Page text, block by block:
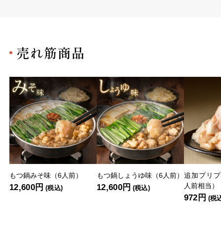
売れ筋商品
もつ鍋みそ味（6人前）
12,600円 (税込)
もつ鍋しょうゆ味（6人前）
12,600円 (税込)
追加プリ
人前相当）
972円 (税